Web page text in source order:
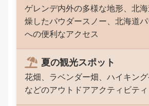
ゲレンデ内外の多様な地形、北
燥したパウダースノー、北海道
への便利なアクセス
夏の観光スポット
花畑、ラベンダー畑、ハイキン
などのアウトドアアクティビティ